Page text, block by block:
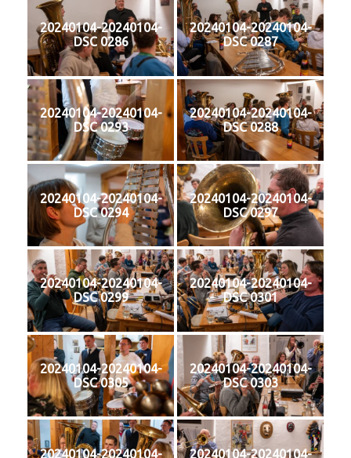
20240104-20240104-
DSC 0286
20240104-20240104-
DSC 0287
20240104-20240104-
DSC 0293
20240104-20240104-
DSC 0288
20240104-20240104-
DSC 0294
20240104-20240104-
DSC 0297
20240104-20240104-
DSC 0299
20240104-20240104-
DSC 0301
20240104-20240104-
DSC 0305
20240104-20240104-
DSC 0303
20240104-20240104-
20240104-20240104-